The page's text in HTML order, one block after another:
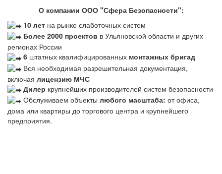
О компании ООО "Сфера Безопасности":
10 лет на рынке слаботочных систем
Более 2000 проектов в Ульяновской области и других
регионах России
6 штатных квалифицированных монтажных бригад
Вся необходимая разрешительная документация,
включая лицензию МЧС
Дилер крупнейших производителей систем безопасности
Обслуживаем объекты любого масштаба: от офиса,
дома или квартиры до торгового центра и крупнейшего
предприятия.